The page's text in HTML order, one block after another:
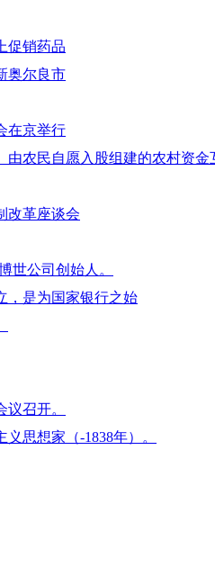
促销药品
奥尔良市
在京举行
由农民自愿入股组建的农村资金
改革座谈会
世公司创始人。
，是为国家银行之始
召开。
思想家（-1838年）。